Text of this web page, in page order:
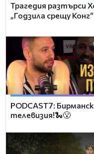
Трагедия разтърси
„Годзила срещу
PODCAST7:
телевизия!🐍😮